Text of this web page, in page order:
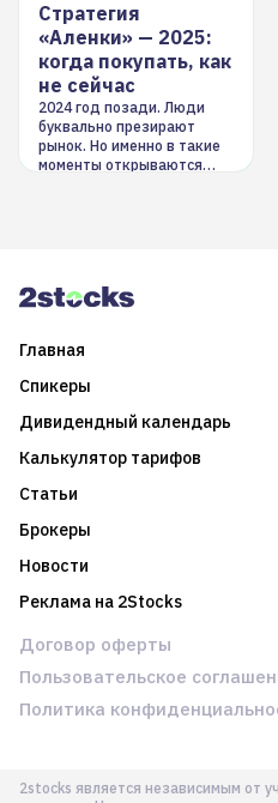
Стратегия
«Аленки» — 2025:
когда покупать, как
не сейчас
2024 год позади. Люди
буквально презирают
рынок. Но именно в такие
моменты открываются
Главная
Спикеры
Дивидендный календарь
Калькулятор тарифов
Статьи
Брокеры
Новости
Реклама на 2Stocks
2stocks является независимым от
Договор оферты
Пользовательское
Политика